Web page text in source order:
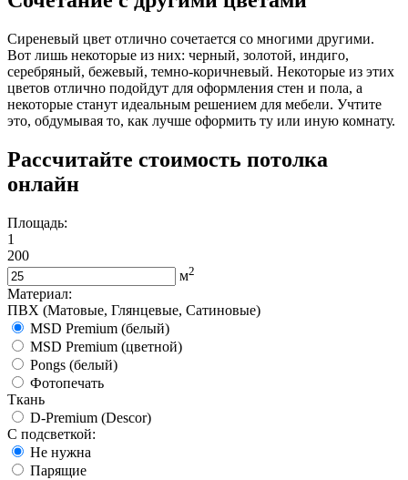
Сиреневый цвет отлично сочетается со многими другими.
Вот лишь некоторые из них: черный, золотой, индиго,
серебряный, бежевый, темно-коричневый. Некоторые из этих
цветов отлично подойдут для оформления стен и пола, а
некоторые станут идеальным решением для мебели. Учтите
это, обдумывая то, как лучше оформить ту или иную комнату.
Рассчитайте стоимость потолка
онлайн
Площадь:
1
200
м2
Материал:
ПВХ (Матовые, Глянцевые, Сатиновые)
MSD Premium (белый)
MSD Premium (цветной)
Pongs (белый)
Фотопечать
Ткань
D-Premium (Descor)
С подсветкой:
Не нужна
Парящие